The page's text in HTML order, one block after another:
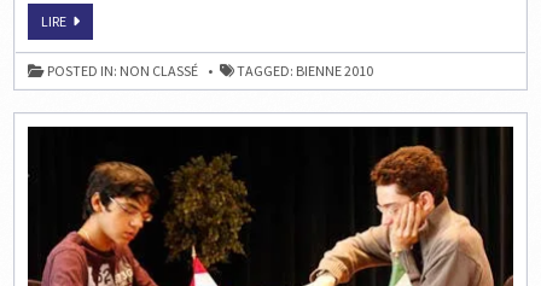
LIREECHECS
BIENNE
:
LA
RONDE
POSTED IN: NON CLASSÉ TAGGED: BIENNE 2010